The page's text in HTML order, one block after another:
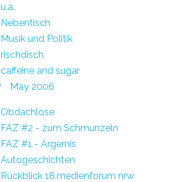
u.a.
Nebentisch
Musik und Politik
rischdisch
caffeine and sugar
May 2006
Obdachlose
FAZ #2 - zum Schmunzeln
FAZ #1 - Ärgernis
Autogeschichten
Rückblick 18.medienforum nrw